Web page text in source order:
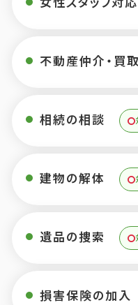
不動産仲介・買取
相続の相談
建物の解体
遺品の捜索
損害保険の加入